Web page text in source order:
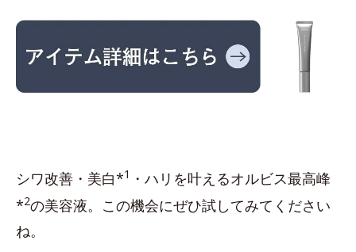
シワ改善・美白*1 ・ハリを叶えるオルビス最高峰
*2の美容液。この機会にぜひ試してみてください
ね。